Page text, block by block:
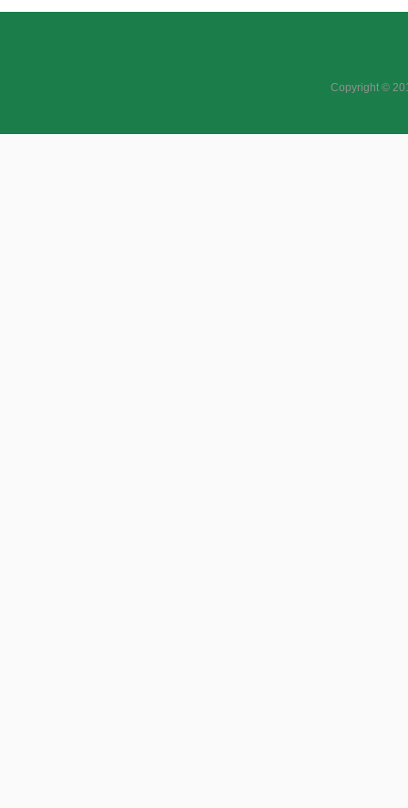
Copyright ©